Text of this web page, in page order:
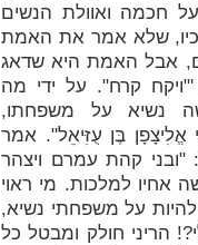
חכמה ואוולת הנשים
שלא אמר את האמת
אבל האמת היא שדאג
'"ויקח קרח". על ידי מה
נשיא על משפחתו,
בֶּן עֻזִּיאֵל". אמר
קהת עמרם ויצהר
אחיו למלכות. מי ראוי
להיות על משפחתי נשיא,
הריני חולק ומבטל כל